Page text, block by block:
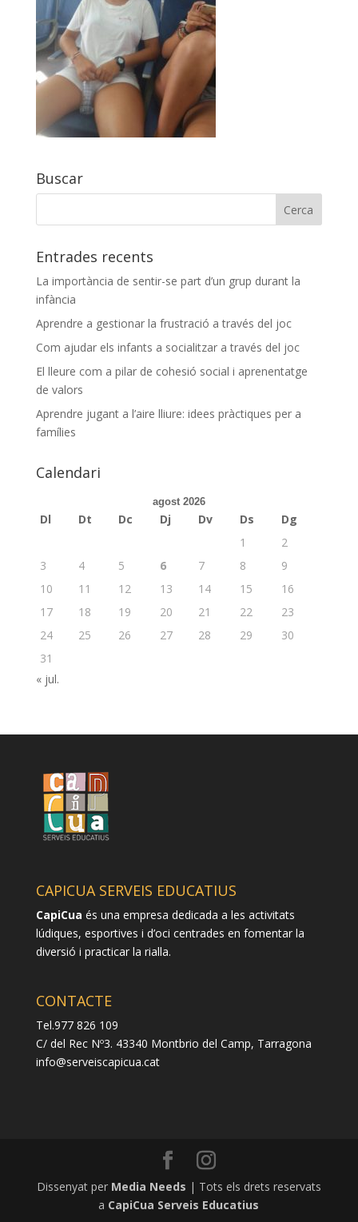
Buscar
Entrades recents
La importància de sentir-se part d’un grup durant la
infància
Aprendre a gestionar la frustració a través del joc
Com ajudar els infants a socialitzar a través del joc
El lleure com a pilar de cohesió social i aprenentatge
de valors
Aprendre jugant a l’aire lliure: idees pràctiques per a
famílies
Calendari
agost 2026
Dl Dt Dc Dj Dv Ds
Dg
1
2
3
4 5 6 7 8
9
10
11 12 13 14 15
16
17
18 19 20 21 22
23
24
25 26 27 28 29
30
31
« jul.
CAPICUA SERVEIS EDUCATIUS
CapiCua és una empresa dedicada a les activitats
lúdiques, esportives i d’oci centrades en fomentar la
diversió i practicar la rialla.
CONTACTE
Tel.977 826 109
C/ del Rec Nº3. 43340 Montbrio del Camp, Tarragona
info@serveiscapicua.cat
Dissenyat per Media Needs | Tots els drets reservats
a CapiCua Serveis Educatius